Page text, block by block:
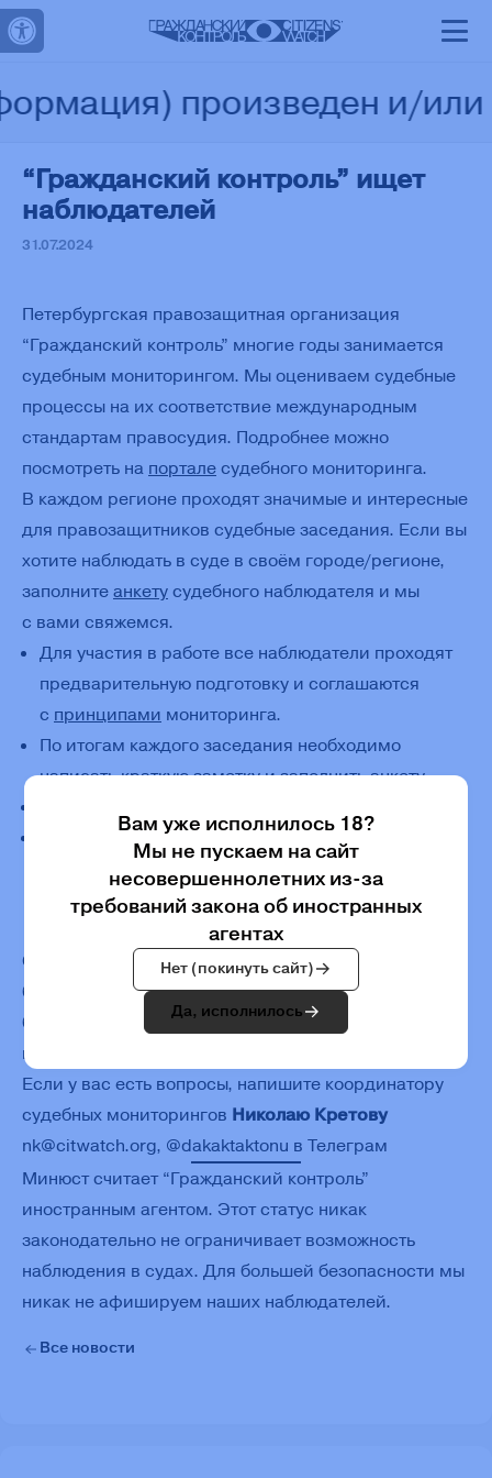
Открыть панель инструментов
Вам уже исполнилось 18?
Мы не пускаем на сайт
несовершеннолетних из-за
требований закона об иностранных
агентах
Нет (покинуть сайт)
Да, исполнилось
О
нас
Проекты МатериалыКонтакты
Поддержать
произведен и/или
“Гражданский контроль” ищет
наблюдателей
31.07.2024
Петербургская правозащитная организация
“Гражданский контроль” многие годы занимается
судебным мониторингом. Мы оцениваем судебные
процессы на их соответствие международным
стандартам правосудия. Подробнее можно
посмотреть на порталесудебного мониторинга.
В каждом регионе проходят значимые и интересные
для правозащитников судебные заседания. Если вы
хотите наблюдать в суде в своём городе/регионе,
заполнитеанкетусудебного наблюдателя и мы
с вами свяжемся.
Для участия в работе все наблюдатели проходят
предварительную подготовку и соглашаются
с принципами мониторинга.
По итогам каждого заседания необходимо
написать краткую заметку и заполнить анкету.
Юридическое образование необязательно, важно
беспристрастно фиксировать происходящее
в суде, чтобы в дальнейшем эти данные можно
было использовать в правозащитной работе.
Сейчас на информацию из российских судов
большой запрос, работа важна. И при этом
безопасна: никто из наших наблюдателей не
подвергался преследованию.
Если у вас есть вопросы, напишите координатору
судебных мониторингов Николаю Кретову
nk@citwatch.org, @dakaktaktonu в Телеграм
Минюст считает “Гражданский контроль”
иностранным агентом. Этот статус никак
законодательно не ограничивает возможность
наблюдения в судах. Для большей безопасности мы
никак не афишируем наших наблюдателей.
Все новости